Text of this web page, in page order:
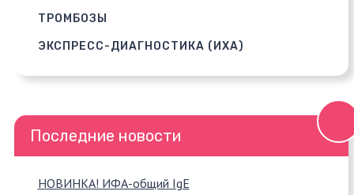
ТРОМБОЗЫ
ЭКСПРЕСС-ДИАГНОСТИКА (ИХА)
Последние новости
НОВИНКА! ИФА-общий IgE